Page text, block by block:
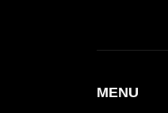
MENU